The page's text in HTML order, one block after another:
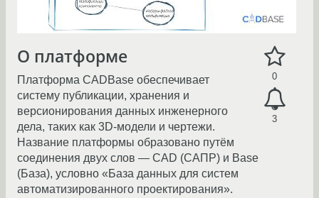
0
3
О платформе
Платформа CADBase обеспечивает
систему публикации, хранения и
версионирования данных инженерного
дела, таких как 3D-модели и чертежи.
Название платформы образовано путём
соединения двух слов — CAD (САПР) и Base
(База), условно «База данных для систем
автоматизированного проектирования».